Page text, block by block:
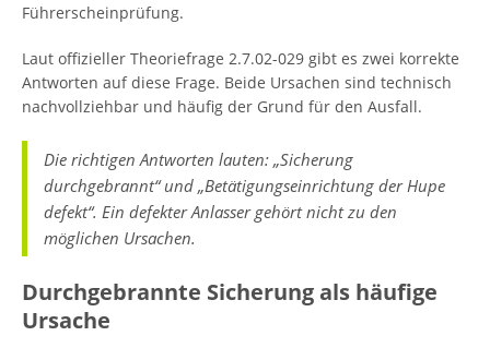
Führerscheinprüfung.
Laut offizieller Theoriefrage 2.7.02-029 gibt es zwei korrekte
Antworten auf diese Frage. Beide Ursachen sind technisch
nachvollziehbar und häufig der Grund für den Ausfall.
Die richtigen Antworten lauten: „Sicherung
durchgebrannt“ und „Betätigungseinrichtung der Hupe
defekt“. Ein defekter Anlasser gehört nicht zu den
möglichen Ursachen.
Durchgebrannte Sicherung als häufige
Ursache